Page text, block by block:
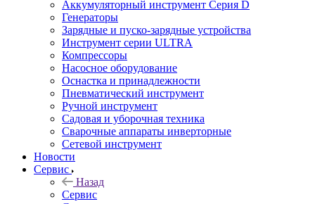
Аккумуляторный инструмент Серия D
Генераторы
Зарядные и пуско-зарядные устройства
Инструмент серии ULTRA
Компрессоры
Насосное оборудование
Оснастка и принадлежности
Пневматический инструмент
Ручной инструмент
Садовая и уборочная техника
Сварочные аппараты инверторные
Сетевой инструмент
Новости
Сервис
Назад
Сервис